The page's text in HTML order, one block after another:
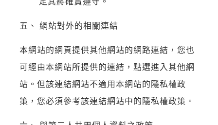
五、 網站對外的相關連結
本網站的網頁提供其他網站的網路連結，您也
可經由本網站所提供的連結，點選進入其他網
站。但該連結網站不適用本網站的隱私權政
策，您必須參考該連結網站中的隱私權政策。